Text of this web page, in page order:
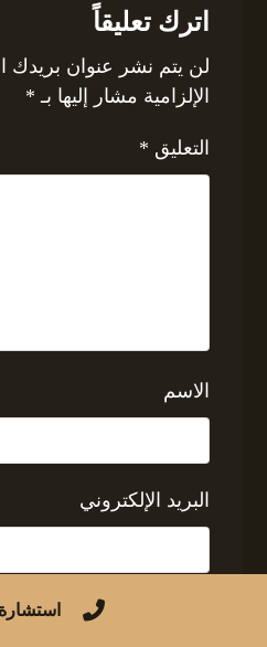
اترك تعليقاً
لن يتم نشر عنوان بريدك
الإلزامية مشار إليها بـ *
التعليق *
الاسم
البريد الإلكتروني
الموقع الإلكتروني